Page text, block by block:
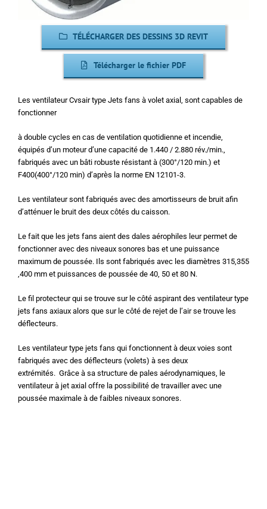
TÉLÉCHARGER DES DESSINS 3D REVIT
Télécharger le fichier PDF
Les ventilateur Cvsair type Jets fans à volet axial, sont capables de
fonctionner
à double cycles en cas de ventilation quotidienne et incendie,
équipés d’un moteur d’une capacité de 1.440 / 2.880 rév./min.,
fabriqués avec un bâti robuste résistant à (300°/120 min.) et
F400(400°/120 min) d’après la norme EN 12101-3.
Les ventilateur sont fabriqués avec des amortisseurs de bruit afin
d’atténuer le bruit des deux côtés du caisson.
Le fait que les jets fans aient des dales aérophiles leur permet de
fonctionner avec des niveaux sonores bas et une puissance
maximum de poussée. Ils sont fabriqués avec les diamètres 315,355
,400 mm et puissances de poussée de 40, 50 et 80 N.
Le fil protecteur qui se trouve sur le côté aspirant des ventilateur type
jets fans axiaux alors que sur le côté de rejet de l’air se trouve les
déflecteurs.
Les ventilateur type jets fans qui fonctionnent à deux voies sont
fabriqués avec des déflecteurs (volets) à ses deux
extrémités. Grâce à sa structure de pales aérodynamiques, le
ventilateur à jet axial offre la possibilité de travailler avec une
poussée maximale à de faibles niveaux sonores.